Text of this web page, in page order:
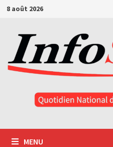
Passer
contenu
8 août 2026
MENU